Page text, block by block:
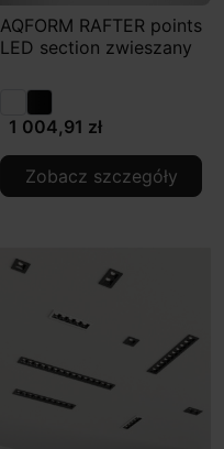
AQFORM RAFTER points
LED section zwieszany
1 004,91 zł
Zobacz szczegóły